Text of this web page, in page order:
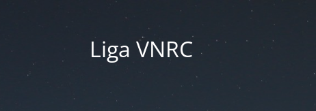
Liga VNRC